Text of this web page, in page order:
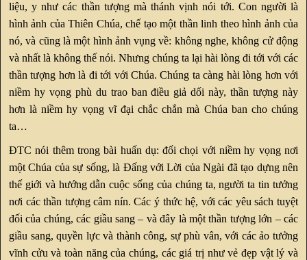
liệu, y như các thần tượng mà thánh vịnh nói tới. Con người là
hình ảnh của Thiên Chúa, chế tạo một thần linh theo hình ảnh của
nó, và cũng là một hình ảnh vụng về: không nghe, không cử động
và nhất là không thế nói. Nhưng chúng ta lại hài lòng đi tới với các
thần tượng hơn là đi tới với Chúa. Chúng ta càng hài lòng hơn với
niềm hy vọng phù du trao ban điều giả dối này, thần tượng này
hơn là niềm hy vọng vĩ đại chắc chắn mà Chúa ban cho chúng
ta…
ĐTC nói thêm trong bài huấn dụ: đối chọi với niềm hy vọng nơi
một Chúa của sự sống, là Đấng với Lời của Ngài đã tạo dựng nên
thế giới và hướng dẫn cuộc sống của chúng ta, người ta tin tưởng
nơi các thần tượng câm nín. Các ý thức hệ, với các yêu sách tuyệt
đối của chúng, các giầu sang – và đây là một thần tượng lớn – các
giầu sang, quyền lực và thành công, sự phù vân, với các ảo tưởng
vĩnh cửu và toàn năng của chúng, các giá trị như vẻ đẹp vật lý và